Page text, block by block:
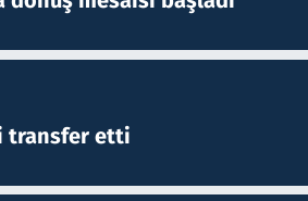
transfer etti